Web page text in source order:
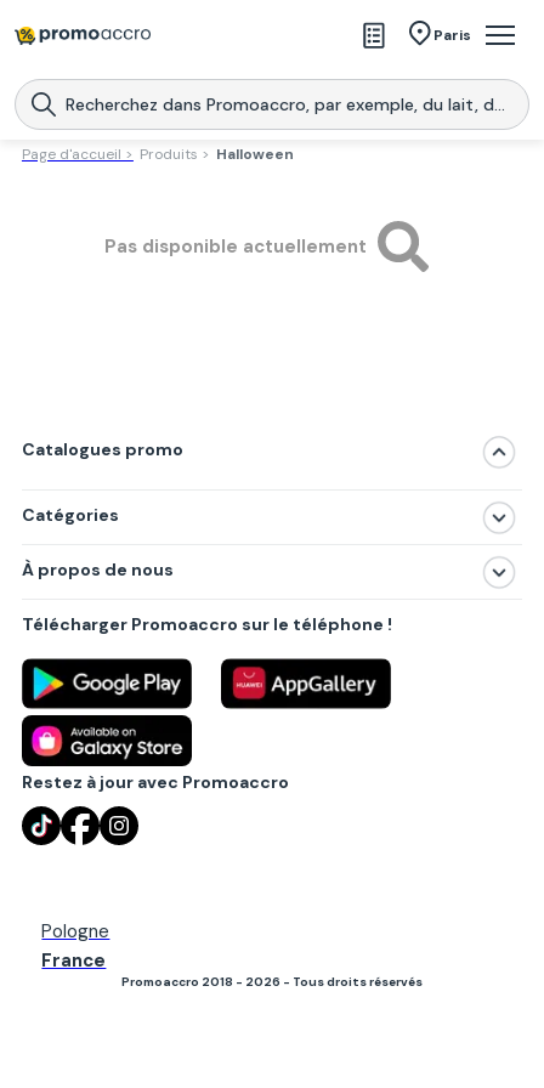
Paris
Magasins
Produits
l'application
Page d'accueil > Produits > Halloween
Pas disponible actuellement
Catalogues promo
Catégories
Produits
Villes principales
À propos de nous
Politique de confidentialité
Règlements
Partenariat B2B
Blog
Contact
Télécharger Promoaccro sur le téléphone !
Restez à jour avec Promoaccro
Pologne
France
Promoaccro 2018 - 2026 - Tous droits réservés